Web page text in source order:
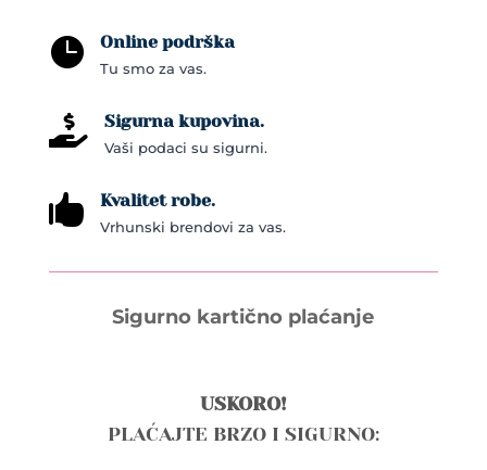
 Online podrška
Tu smo za vas.
 Sigurna kupovina.
Vaši podaci su sigurni.
 Kvalitet robe.
Vrhunski brendovi za vas.
Sigurno kartično plaćanje
USKORO!
PLAĆAJTE BRZO I SIGURNO: